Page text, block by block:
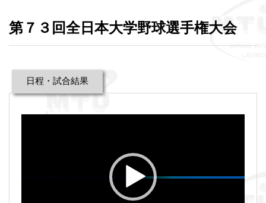
第７３回全日本大学野球選手権大会
日程・試合結果